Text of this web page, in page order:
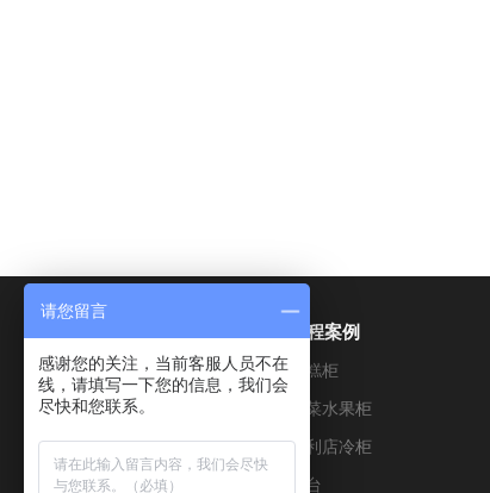
超市冷藏设备
烘焙设备
便利店设备
餐饮设备
工程案例
蛋糕柜
蔬菜水果柜
便利店冷柜
冰台
请您留言
感谢您的关注，当前客服人员不在
线，请填写一下您的信息，我们会
尽快和您联系。